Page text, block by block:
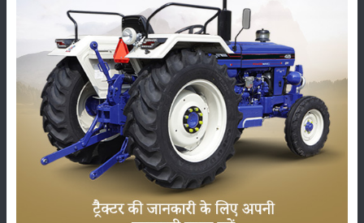
फसल भंडारण
कीटनाशक पशुपालन